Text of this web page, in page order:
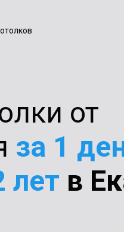
от
за 1
лет в